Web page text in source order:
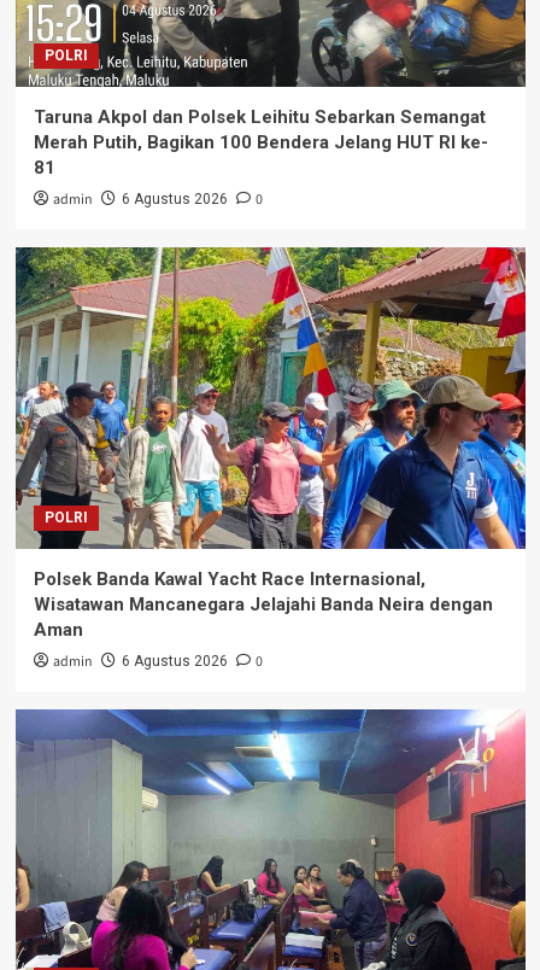
POLRI
Taruna Akpol dan Polsek Leihitu Sebarkan Semangat
Merah Putih, Bagikan 100 Bendera Jelang HUT RI ke-
81
admin 6 Agustus 2026 0
POLRI
Polsek Banda Kawal Yacht Race Internasional,
Wisatawan Mancanegara Jelajahi Banda Neira dengan
Aman
admin 6 Agustus 2026 0